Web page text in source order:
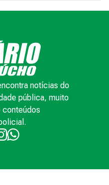
notícias do
pública, muito
conteúdos